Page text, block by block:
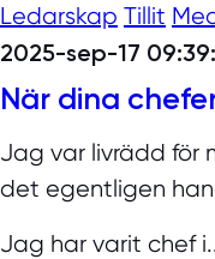
Ledarskap Tillit
2025-sep-17
När dina
Jag var livrädd för
det egentligen
Jag har varit chef